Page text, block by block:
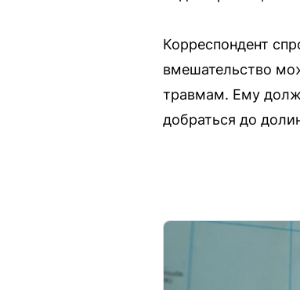
Корреспондент
вмешательство
травмам. Ему
добраться до